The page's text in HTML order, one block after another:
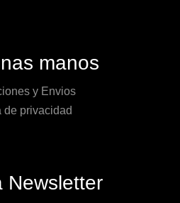
manos
y Envios
de privacidad
Newsletter